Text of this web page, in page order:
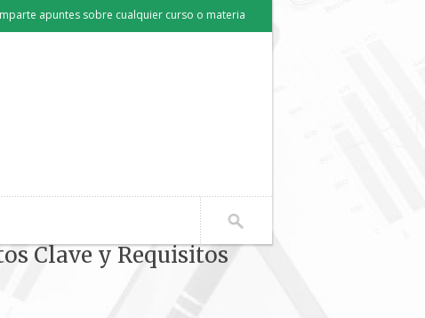
apuntes sobre cualquier curso o materia
Clave y Requisitos